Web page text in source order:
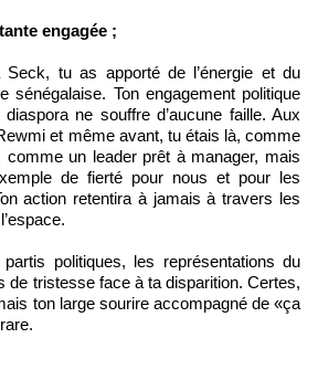
engagée ;
tu as apporté de l’énergie et du
sénégalaise. Ton engagement politique
ne souffre d’aucune faille. Aux
et même avant, tu étais là, comme
comme un leader prêt à manager, mais
de fierté pour nous et pour les
action retentira à jamais à travers les
politiques, les représentations du
de tristesse face à ta disparition. Certes,
ton large sourire accompagné de «ça